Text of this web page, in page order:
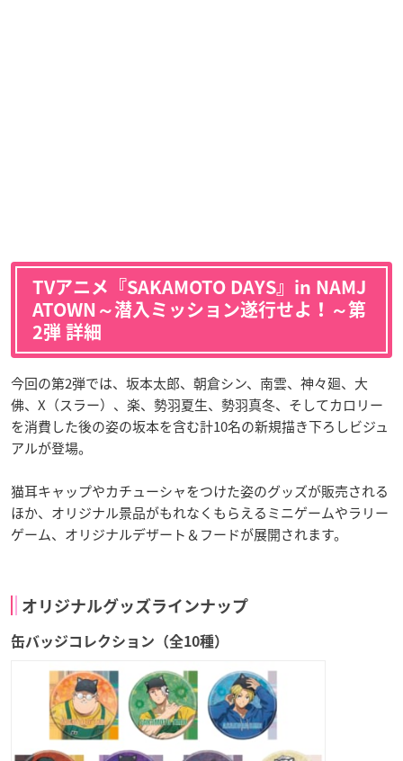
TVアニメ『SAKAMOTO DAYS』in NAMJ
ATOWN～潜入ミッション遂行せよ！～第
2弾 詳細
今回の第2弾では、坂本太郎、朝倉シン、南雲、神々廻、大
佛、X（スラー）、楽、勢羽夏生、勢羽真冬、そしてカロリー
を消費した後の姿の坂本を含む計10名の新規描き下ろしビジュ
アルが登場。
猫耳キャップやカチューシャをつけた姿のグッズが販売される
ほか、オリジナル景品がもれなくもらえるミニゲームやラリー
ゲーム、オリジナルデザート＆フードが展開されます。
オリジナルグッズラインナップ
缶バッジコレクション（全10種）